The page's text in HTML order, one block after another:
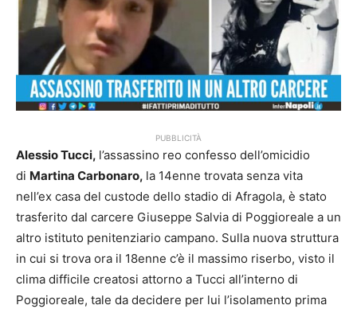
PUBBLICITÀ
Alessio Tucci, l’assassino reo confesso dell’omicidio
di Martina Carbonaro, la 14enne trovata senza vita
nell’ex casa del custode dello stadio di Afragola, è stato
trasferito dal carcere Giuseppe Salvia di Poggioreale a un
altro istituto penitenziario campano. Sulla nuova struttura
in cui si trova ora il 18enne c’è il massimo riserbo, visto il
clima difficile creatosi attorno a Tucci all’interno di
Poggioreale, tale da decidere per lui l’isolamento prima